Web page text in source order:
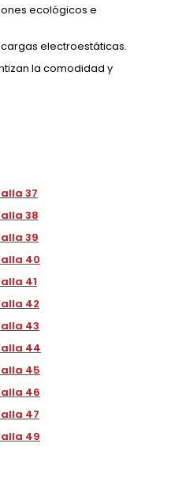
ecológicos e
electroestáticas.
la comodidad y
37
38
39
40
41
42
43
44
45
46
47
49